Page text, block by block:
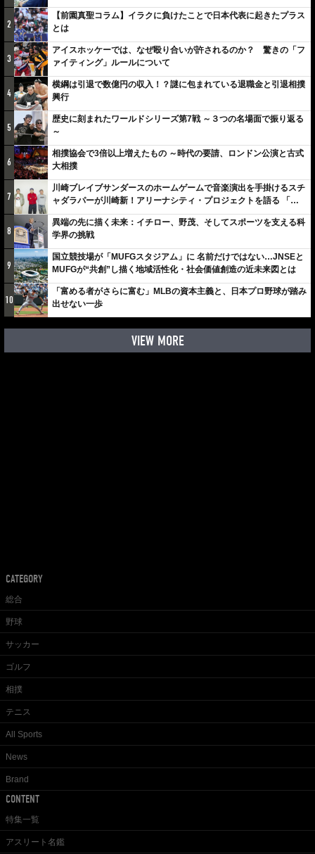
2
【前園真聖コラム】イラクに負けたことで日本代表に起きたプラス
とは
3
アイスホッケーでは、なぜ殴り合いが許されるのか？ 驚きの「フ
ァイティング」ルールについて
4
横綱は引退で数億円の収入！？謎に包まれている退職金と引退相撲
興行
5
歴史に刻まれたワールドシリーズ第7戦 ～３つの名場面で振り返る
～
6
相撲協会で3倍以上増えたもの ～時代の要請、ロンドン公演と古式
大相撲
7
川崎ブレイブサンダースのホームゲームで音楽演出を手掛けるスチ
ャダラパーが川崎新！アリーナシティ・プロジェクトを語る 「楽
しみでしかないでしょ。川崎は、ずっと成長曲線だから」
8
異端の先に描く未来：イチロー、野茂、そしてスポーツを支える科
学界の挑戦
9
国立競技場が「MUFGスタジアム」に 名前だけではない…JNSEと
MUFGが“共創”し描く地域活性化・社会価値創造の近未来図とは
10
「富める者がさらに富む」MLBの資本主義と、日本プロ野球が踏み
出せない一歩
VIEW MORE
CATEGORY
総合
野球
サッカー
ゴルフ
相撲
テニス
All Sports
News
Brand
CONTENT
特集一覧
アスリート名鑑